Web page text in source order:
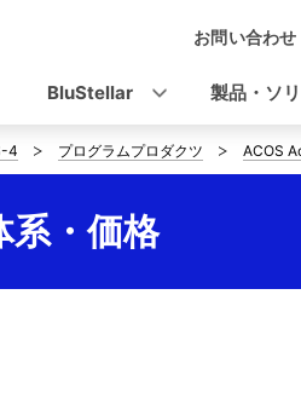
ゲ
ー
シ
お問い合わせ
BluStellar 製品・ソ
4 プログラムプロダクツ ACOS
・価格